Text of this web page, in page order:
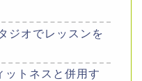
ジオでレッスンを
ットネスと併用す